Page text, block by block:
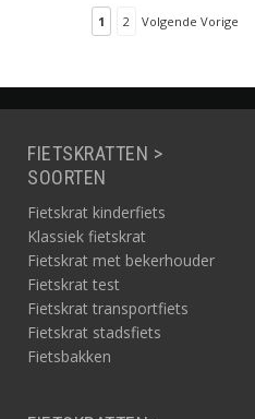
1 2 Volgende Vorige
FIETSKRATTEN >
SOORTEN
Fietskrat kinderfiets
Klassiek fietskrat
Fietskrat met bekerhouder
Fietskrat test
Fietskrat transportfiets
Fietskrat stadsfiets
Fietsbakken